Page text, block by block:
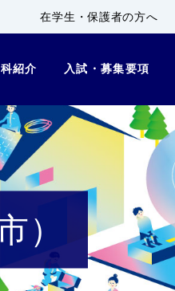
在学生・保護者の方へ
紹介 入試・募集要項
）